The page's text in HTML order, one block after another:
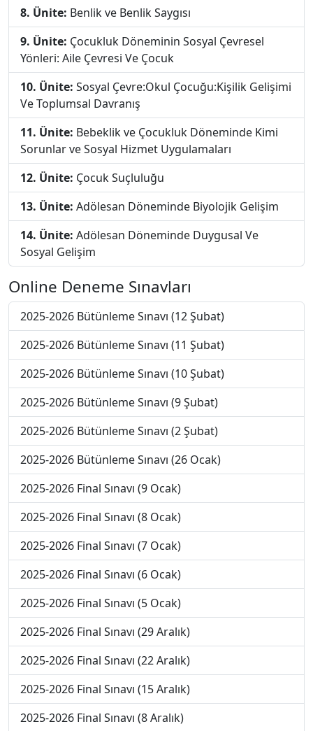
8. Ünite: Benlik ve Benlik Saygısı
9. Ünite: Çocukluk Döneminin Sosyal Çevresel
Yönleri: Aile Çevresi Ve Çocuk
10. Ünite: Sosyal Çevre:Okul Çocuğu:Kişilik Gelişimi
Ve Toplumsal Davranış
11. Ünite: Bebeklik ve Çocukluk Döneminde Kimi
Sorunlar ve Sosyal Hizmet Uygulamaları
12. Ünite: Çocuk Suçluluğu
13. Ünite: Adölesan Döneminde Biyolojik Gelişim
14. Ünite: Adölesan Döneminde Duygusal Ve
Sosyal Gelişim
Online Deneme Sınavları
2025-2026 Bütünleme Sınavı (12 Şubat)
2025-2026 Bütünleme Sınavı (11 Şubat)
2025-2026 Bütünleme Sınavı (10 Şubat)
2025-2026 Bütünleme Sınavı (9 Şubat)
2025-2026 Bütünleme Sınavı (2 Şubat)
2025-2026 Bütünleme Sınavı (26 Ocak)
2025-2026 Final Sınavı (9 Ocak)
2025-2026 Final Sınavı (8 Ocak)
2025-2026 Final Sınavı (7 Ocak)
2025-2026 Final Sınavı (6 Ocak)
2025-2026 Final Sınavı (5 Ocak)
2025-2026 Final Sınavı (29 Aralık)
2025-2026 Final Sınavı (22 Aralık)
2025-2026 Final Sınavı (15 Aralık)
2025-2026 Final Sınavı (8 Aralık)